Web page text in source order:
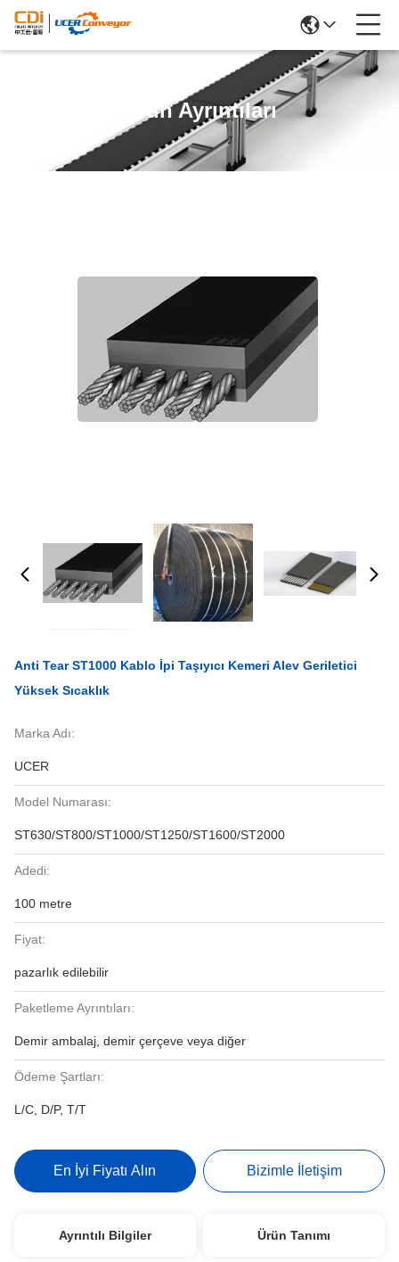
Ürün Ayrıntıları
Anti Tear ST1000 Kablo İpi Taşıyıcı Kemeri Alev Geriletici
Yüksek Sıcaklık
Marka Adı:
UCER
Model Numarası:
ST630/ST800/ST1000/ST1250/ST1600/ST2000
Adedi:
100 metre
Fiyat:
pazarlık edilebilir
Paketleme Ayrıntıları:
Demir ambalaj, demir çerçeve veya diğer
Ödeme Şartları:
L/C, D/P, T/T
En İyi Fiyatı Alın Bizimle İletişim
Ayrıntılı Bilgiler Ürün Tanımı